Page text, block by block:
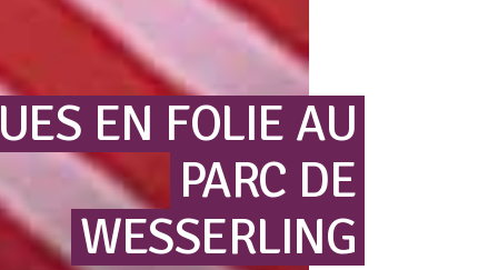
EN FOLIE AU
PARC DE
WESSERLING